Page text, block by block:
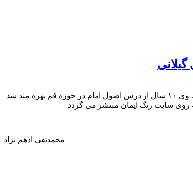
آیت الله محمدی گیلانى بى شک یکى از ممتازترین دانش آموختگان مکتب علمى و معنوى و سیاسى حضرت امام خمینى قدس سره به شمار مى رود. وى ۱۰ سال از درس اصول امام در حوزه قم بهره مند شد
محمدتقى ادهم نژاد